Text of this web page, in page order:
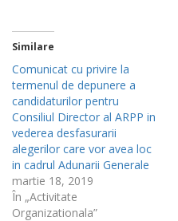
Similare
Comunicat cu privire la
termenul de depunere a
candidaturilor pentru
Consiliul Director al ARPP in
vederea desfasurarii
alegerilor care vor avea loc
in cadrul Adunarii Generale
martie 18, 2019
În „Activitate
Organizationala”